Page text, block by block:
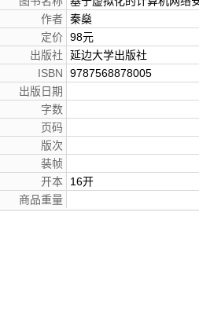
作者 秦燊
定价 98元
出版社
延边大学出版社
ISBN
9787568878005
出版日期
字数
页码
版次
装帧
开本
16开
商品重量